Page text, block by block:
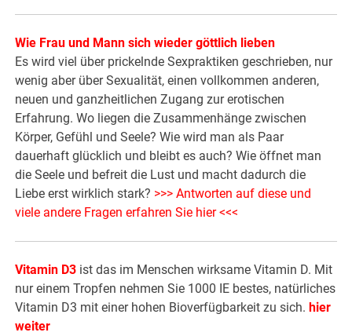
Wie Frau und Mann sich wieder göttlich lieben
Es wird viel über prickelnde Sexpraktiken geschrieben, nur
wenig aber über Sexualität, einen vollkommen anderen,
neuen und ganzheitlichen Zugang zur erotischen
Erfahrung. Wo liegen die Zusammenhänge zwischen
Körper, Gefühl und Seele? Wie wird man als Paar
dauerhaft glücklich und bleibt es auch? Wie öffnet man
die Seele und befreit die Lust und macht dadurch die
Liebe erst wirklich stark? >>> Antworten auf diese und
viele andere Fragen erfahren Sie hier <<<
Vitamin D3 ist das im Menschen wirksame Vitamin D. Mit
nur einem Tropfen nehmen Sie 1000 IE bestes, natürliches
Vitamin D3 mit einer hohen Bioverfügbarkeit zu sich. hier
weiter